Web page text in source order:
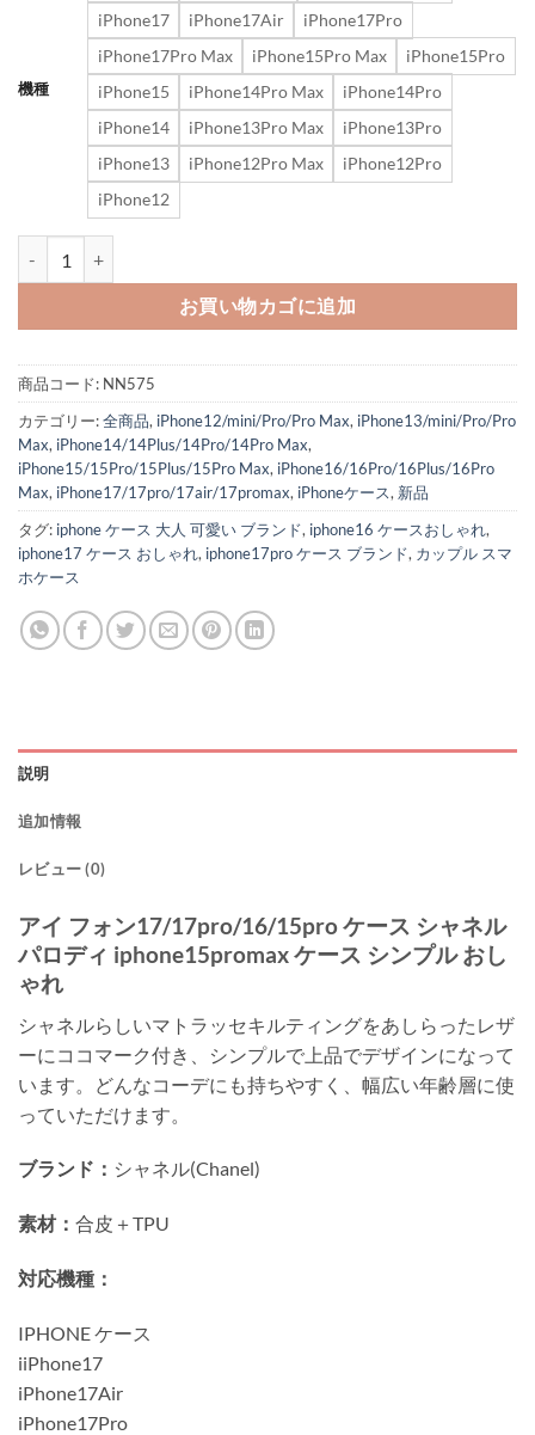
機種
iPhone17
iPhone17Air
iPhone17Pro
iPhone17Pro Max
iPhone15Pro Max
iPhone15Pro
iPhone15
iPhone14Pro Max
iPhone14Pro
iPhone14
iPhone13Pro Max
iPhone13Pro
iPhone13
iPhone12Pro Max
iPhone12Pro
iPhone12
お買い物カゴに追加
商品コード: NN575
カテゴリー:全商品, iPhone12/mini/Pro/Pro Max, iPhone13/mini/Pro/Pro
Max, iPhone14/14Plus/14Pro/14Pro Max,
iPhone15/15Pro/15Plus/15Pro Max, iPhone16/16Pro/16Plus/16Pro
Max, iPhone17/17pro/17air/17promax, iPhoneケース, 新品
タグ: iphone ケース 大人 可愛い ブランド, iphone16 ケースおしゃれ,
iphone17 ケース おしゃれ, iphone17pro ケース ブランド, カップル スマ
ホケース
説明
追加情報
レビュー (0)
アイ フォン17/17pro/16/15pro ケース シャネル
パロディ iphone15promax ケース シンプル おし
ゃれ
シャネルらしいマトラッセキルティングをあしらったレザ
ーにココマーク付き、シンプルで上品でデザインになって
います。どんなコーデにも持ちやすく、幅広い年齢層に使
っていただけます。
ブランド： シャネル(Chanel)
素材： 合皮＋TPU
対応機種：
IPHONE ケース
iiPhone17
iPhone17Air
iPhone17Pro